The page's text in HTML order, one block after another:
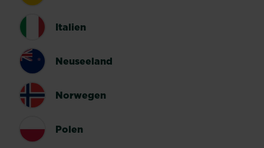
Italien
Neuseeland
Norwegen
Polen